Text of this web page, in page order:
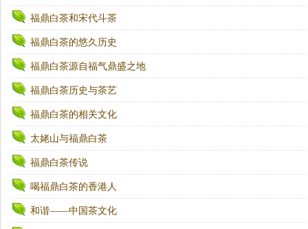
福鼎白茶和宋代斗茶
福鼎白茶的悠久历史
福鼎白茶源自福气鼎盛之地
福鼎白茶历史与茶艺
福鼎白茶的相关文化
太姥山与福鼎白茶
福鼎白茶传说
喝福鼎白茶的香港人
和谐——中国茶文化